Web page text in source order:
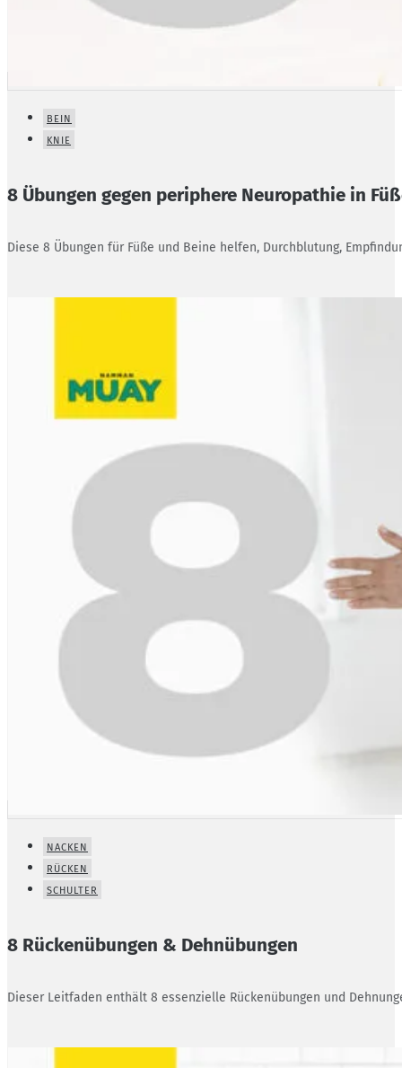
BEIN
KNIE
8 Übungen gegen periphere Neuropathie in
Diese 8 Übungen für Füße und Beine helfen, Durchblutung,
NACKEN
RÜCKEN
SCHULTER
8 Rückenübungen & Dehnübungen
Dieser Leitfaden enthält 8 essenzielle Rückenübungen und